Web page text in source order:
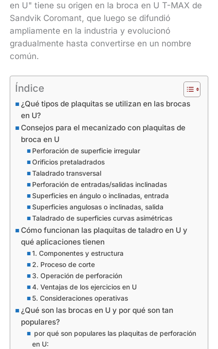
en U" tiene su origen en la broca en U T-MAX de
Sandvik Coromant, que luego se difundió
ampliamente en la industria y evolucionó
gradualmente hasta convertirse en un nombre
común.
Índice
¿Qué tipos de plaquitas se utilizan en las brocas
en U?
Consejos para el mecanizado con plaquitas de
broca en U
Perforación de superficie irregular
Orificios pretaladrados
Taladrado transversal
Perforación de entradas/salidas inclinadas
Superficies en ángulo o inclinadas, entrada
Superficies angulosas o inclinadas, salida
Taladrado de superficies curvas asimétricas
Cómo funcionan las plaquitas de taladro en U y
qué aplicaciones tienen
1. Componentes y estructura
2. Proceso de corte
3. Operación de perforación
4. Ventajas de los ejercicios en U
5. Consideraciones operativas
¿Qué son las brocas en U y por qué son tan
populares?
por qué son populares las plaquitas de perforación
en U: